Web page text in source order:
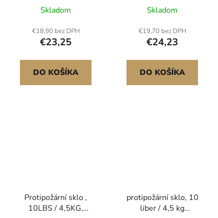
vrták pro šestihranné
vrtáky 3/8", Vysoce
odolný nástroj pro
sázení cibulí, Nástavce
pro vrtání otvorů pro
bagr
Skladom
€18,90 bez DPH
€23,25
DO KOŠÍKA
reflexní diamantové
korálky z ohniště o
průměru 1 palec / 25,4
mm, vysoce lesklé
kamenné dekorace pro
stůl u ohniště, karibská
modrá
Skladom
€19,70 bez DPH
€24,23
DO KOŠÍKA
Protipožární sklo ,
10LBS / 4,5KG,
protipožární sklo, 10
liber / 4,5 kg